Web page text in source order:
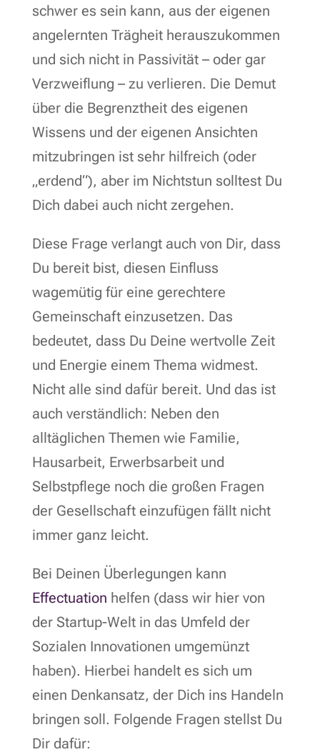
schwer es sein kann, aus der eigenen
angelernten Trägheit herauszukommen
und sich nicht in Passivität – oder gar
Verzweiflung – zu verlieren. Die Demut
über die Begrenztheit des eigenen
Wissens und der eigenen Ansichten
mitzubringen ist sehr hilfreich (oder
„erdend“), aber im Nichtstun solltest Du
Dich dabei auch nicht zergehen.
Diese Frage verlangt auch von Dir, dass
Du bereit bist, diesen Einfluss
wagemütig für eine gerechtere
Gemeinschaft einzusetzen. Das
bedeutet, dass Du Deine wertvolle Zeit
und Energie einem Thema widmest.
Nicht alle sind dafür bereit. Und das ist
auch verständlich: Neben den
alltäglichen Themen wie Familie,
Hausarbeit, Erwerbsarbeit und
Selbstpflege noch die großen Fragen
der Gesellschaft einzufügen fällt nicht
immer ganz leicht.
Bei Deinen Überlegungen kann
Effectuation helfen (dass wir hier von
der Startup-Welt in das Umfeld der
Sozialen Innovationen umgemünzt
haben). Hierbei handelt es sich um
einen Denkansatz, der Dich ins Handeln
bringen soll. Folgende Fragen stellst Du
Dir dafür: